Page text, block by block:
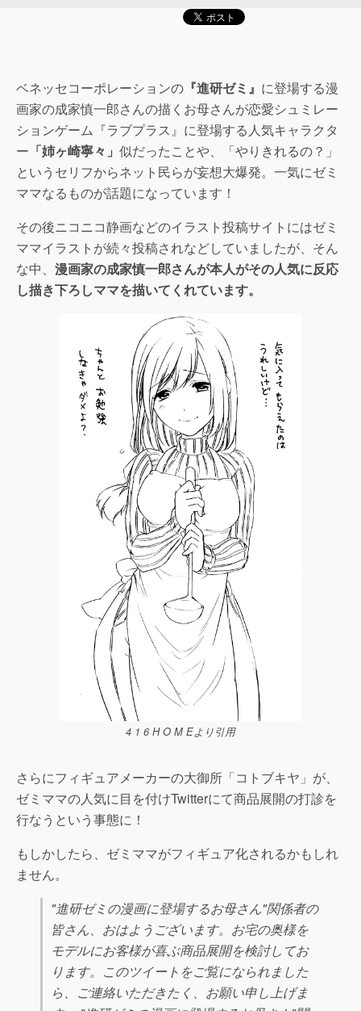
ベネッセコーポレーションの 『進研ゼミ』 に登場する漫
画家の成家慎一郎さんの描くお母さんが恋愛シュミレー
ションゲーム『ラブプラス』に登場する人気キャラクタ
ー 「姉ヶ崎寧々」 似だったことや、「やりきれるの？」
というセリフからネット民らが妄想大爆発。一気にゼミ
ママなるものが話題になっています！
その後ニコニコ静画などのイラスト投稿サイトにはゼミ
ママイラストが続々投稿されなどしていましたが、そん
な中、 漫画家の成家慎一郎さんが本人がその人気に反応
し描き下ろしママを描いてくれています。
4 1 6 H O M Eより引用
さらにフィギュアメーカーの大御所「コトブキヤ」が、
ゼミママの人気に目を付けTwitterにて商品展開の打診を
行なうという事態に！
もしかしたら、ゼミママがフィギュア化されるかもしれ
ません。
"進研ゼミの漫画に登場するお母さん"関係者の
皆さん、おはようございます。お宅の奥様を
モデルにお客様が喜ぶ商品展開を検討してお
ります。このツイートをご覧になられました
ら、ご連絡いただきたく、お願い申し上げま